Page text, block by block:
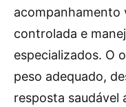
acompanhamento
controlada e
especializados. O
peso adequado,
resposta saudável